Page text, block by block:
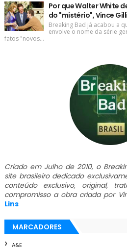
Por que Walter White
do "mistério", Vince
Breaking Bad já acabou a
envolve o nome da série
fatos "novos...
Criado em Julho de 2010, o
site brasileiro dedicado
conteúdo exclusivo, original,
compromisso a obra criada por
Lins
MARCADORES
A&E